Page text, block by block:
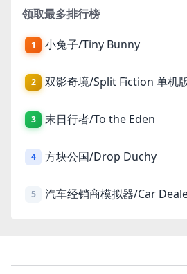
领取最多排行榜
1 小兔子/Tiny Bunny
2 双影奇境/Split
3 末日行者/To the Eden
4 方块公国/Drop Duchy
5 汽车经销商模拟器/Car